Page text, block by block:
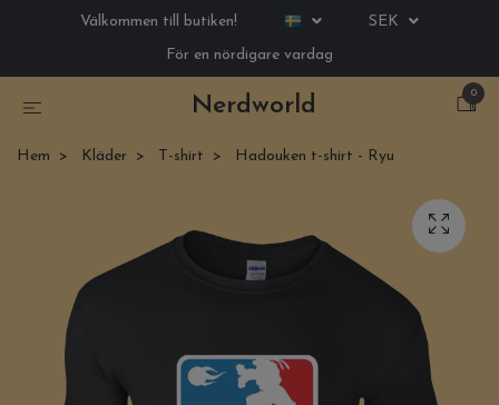
Välkommen till butiken!
SEK
För en nördigare vardag
Nerdworld
0
Hem Kläder T-shirt Hadouken t-shirt - Ryu